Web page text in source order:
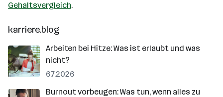
Gehaltsvergleich.
karriere.blog
Arbeiten bei Hitze: Was ist erlaubt und was
nicht?
6.7.2026
Burnout vorbeugen: Was tun, wenn alles zu